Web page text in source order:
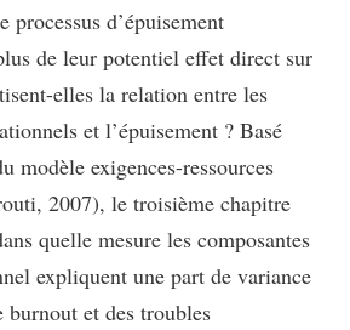
processus d’épuisement
de leur potentiel effet direct sur
elles la relation entre les
et l’épuisement ? Basé
modèle exigences-ressources
2007), le troisième chapitre
quelle mesure les composantes
expliquent une part de variance
burnout et des troubles